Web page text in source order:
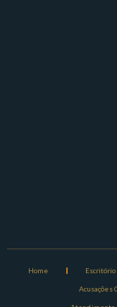
Home Escritório
Acusações